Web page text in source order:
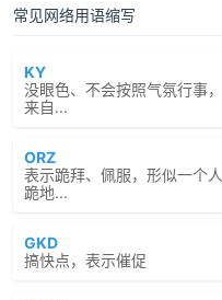
常见网络用语缩写
KY
没眼色、不会按照气氛行事，
来自...
ORZ
表示跪拜、佩服，形似一个人
跪地...
GKD
搞快点，表示催促